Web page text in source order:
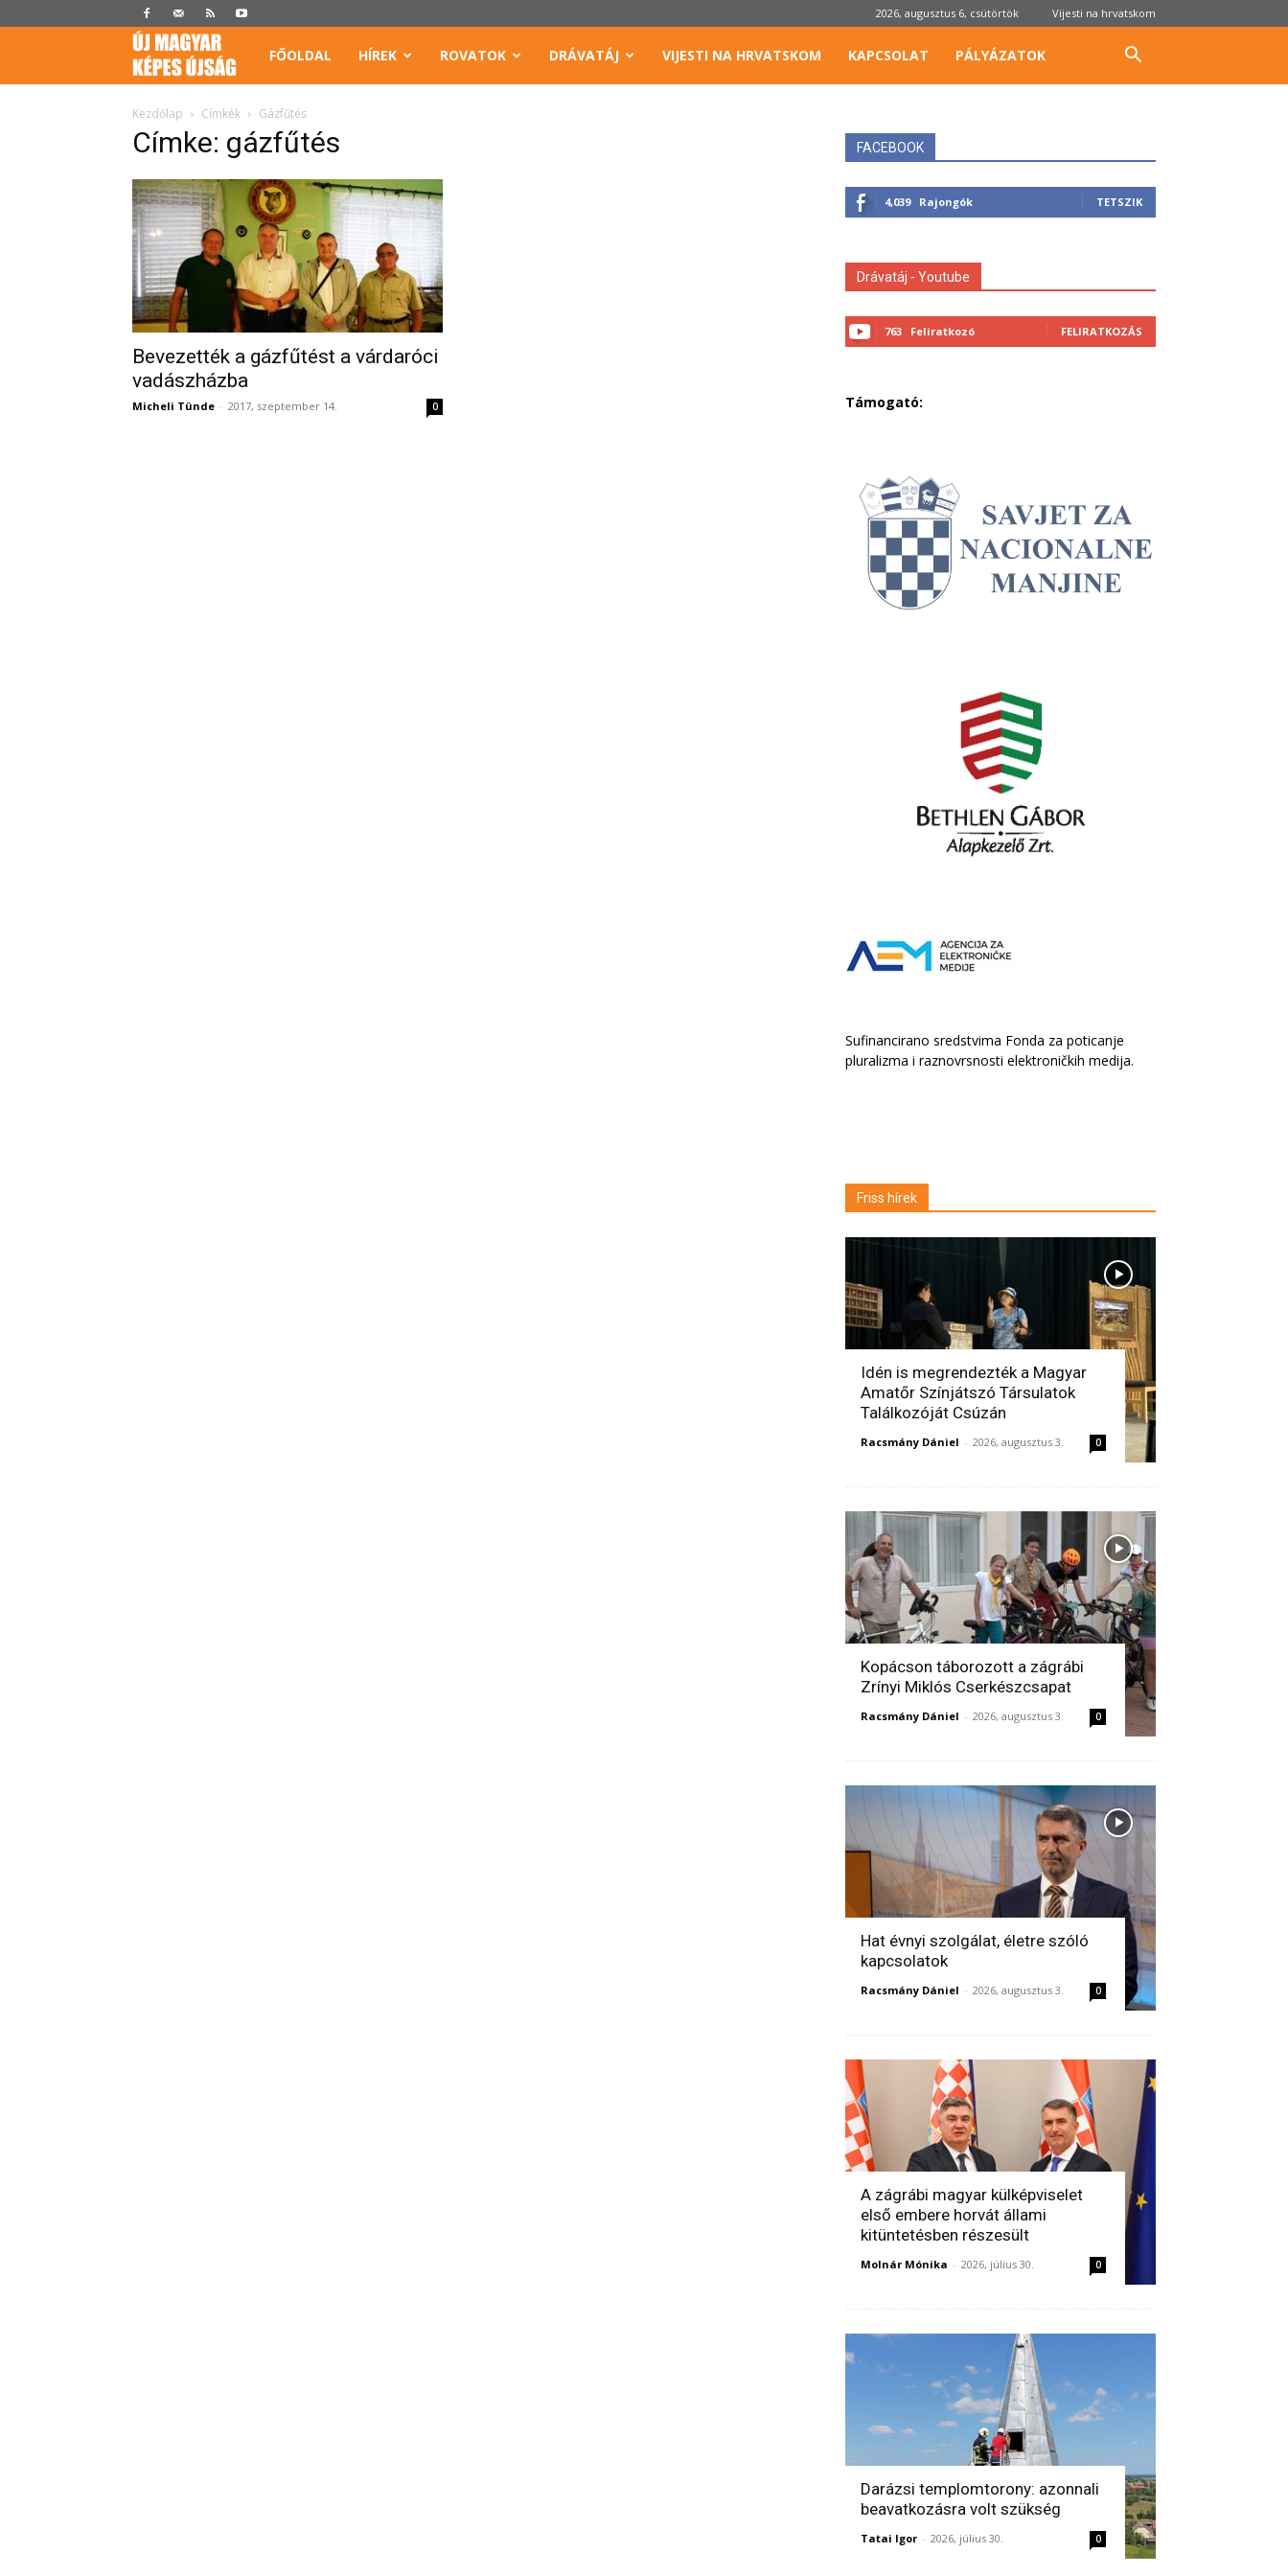
2026, augusztus 6, csütörtök Vijesti na hrvatskom
Képes
Újság
FŐOLDAL HÍREK ROVATOK DRÁVATÁJ VIJESTI NA HRVATSKOM KAPCSOLAT PÁLYÁZATOK
Kezdőlap Címkék Gázfűtés
Címke: gázfűtés
Bevezették a gázfűtést a várdaróci
vadászházba
Micheli Tünde - 2017, szeptember 14. 0
FACEBOOK
4,039 Rajongók TETSZIK
Drávatáj - Youtube
763 Feliratkozó FELIRATKOZÁS
Támogató:
Sufinancirano sredstvima Fonda za poticanje
pluralizma i raznovrsnosti elektroničkih medija.
Friss hírek
Idén is megrendezték a Magyar
Amatőr Színjátszó Társulatok
Találkozóját Csúzán
Racsmány Dániel - 2026, augusztus 3. 0
Kopácson táborozott a zágrábi
Zrínyi Miklós Cserkészcsapat
Racsmány Dániel - 2026, augusztus 3. 0
Hat évnyi szolgálat, életre szóló
kapcsolatok
Racsmány Dániel - 2026, augusztus 3. 0
A zágrábi magyar külképviselet
első embere horvát állami
kitüntetésben részesült
Molnár Mónika - 2026, július 30. 0
Darázsi templomtorony: azonnali
beavatkozásra volt szükség
Tatai Igor - 2026, július 30. 0